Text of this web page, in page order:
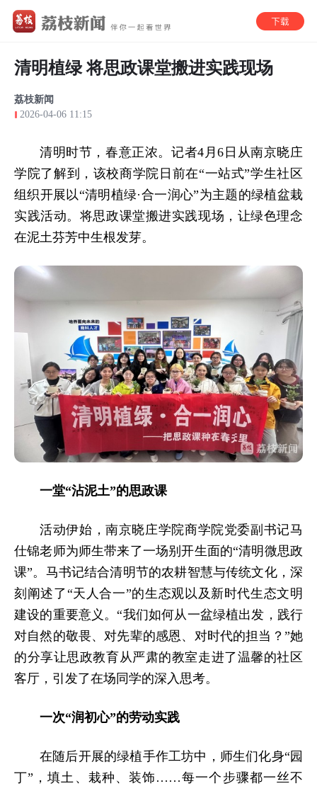
清明植绿 将思政课堂搬进实践现场
荔枝新闻
2026-04-06 11:15
清明时节，春意正浓。记者4月6日从南京晓庄
学院了解到，该校商学院日前在“一站式”学生社区
组织开展以“清明植绿·合一润心”为主题的绿植盆栽
实践活动。将思政课堂搬进实践现场，让绿色理念
在泥土芬芳中生根发芽。
一堂“沾泥土”的思政课
活动伊始，南京晓庄学院商学院党委副书记马
仕锦老师为师生带来了一场别开生面的“清明微思政
课”。马书记结合清明节的农耕智慧与传统文化，深
刻阐述了“天人合一”的生态观以及新时代生态文明
建设的重要意义。“我们如何从一盆绿植出发，践行
对自然的敬畏、对先辈的感恩、对时代的担当？”她
的分享让思政教育从严肃的教室走进了温馨的社区
客厅，引发了在场同学的深入思考。
一次“润初心”的劳动实践
在随后开展的绿植手作工坊中，师生们化身“园
丁”，填土、栽种、装饰……每一个步骤都一丝不